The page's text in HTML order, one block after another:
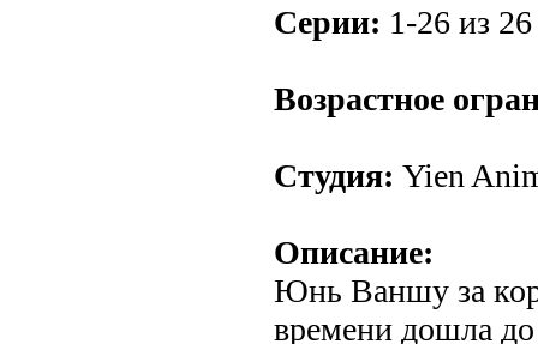
Серии: 1-26 из
Возрастное
Студия: Yien
Описание:
Юнь Ваншу за
времени дошла